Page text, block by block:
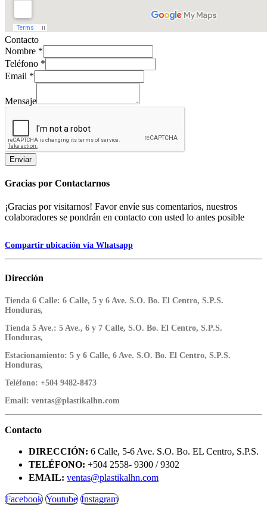
Contacto
Nombre *
Teléfono *
Email *
Mensaje
Enviar
Gracias por Contactarnos
¡Gracias por visitarnos! Favor envíe sus comentarios, nuestros
colaboradores se pondrán en contacto con usted lo antes posible
Compartir ubicación vía Whatsapp
Dirección
Tienda 6 Calle: 6 Calle, 5 y 6 Ave. S.O. Bo. El Centro, S.P.S.
Honduras,
Tienda 5 Ave.: 5 Ave., 6 y 7 Calle, S.O. Bo. El Centro, S.P.S.
Honduras,
Estacionamiento: 5 y 6 Calle, 6 Ave. S.O. Bo. El Centro, S.P.S.
Honduras,
Teléfono: +504 9482-8473
Email: ventas@plastikalhn.com
Contacto
DIRECCIÓN: 6 Calle, 5-6 Ave. S.O. Bo. EL Centro, S.P.S.
TELÉFONO: +504 2558- 9300 / 9302
EMAIL: ventas@plastikalhn.com
Facebook Youtube Instagram